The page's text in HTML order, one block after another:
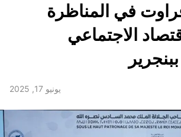
في المناظرة
الاجتماعي
يونيو 17, 2025